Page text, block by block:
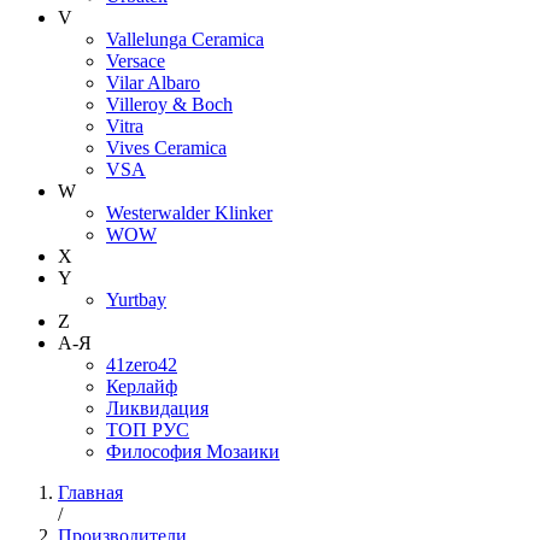
V
Vallelunga Ceramica
Versace
Vilar Albaro
Villeroy & Boch
Vitra
Vives Ceramica
VSA
W
Westerwalder Klinker
WOW
X
Y
Yurtbay
Z
А-Я
41zero42
Керлайф
Ликвидация
ТОП РУС
Философия Мозаики
Главная
/
Производители